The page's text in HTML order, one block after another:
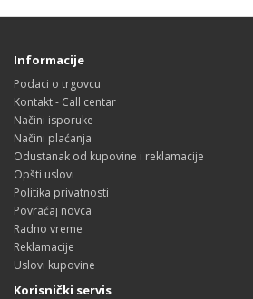
Informacije
Podaci o trgovcu
Kontakt - Call centar
Načini isporuke
Načini plaćanja
Odustanak od kupovine i reklamacije
Opšti uslovi
Politika privatnosti
Povraćaj novca
Radno vreme
Reklamacije
Uslovi kupovine
Korisnički servis